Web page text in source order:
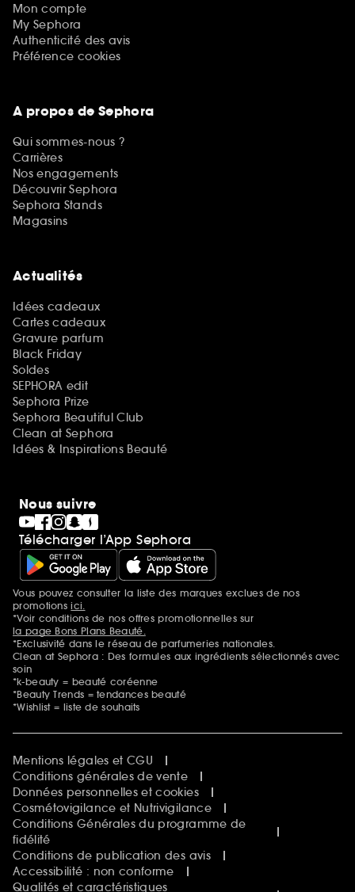
Mon compte
My Sephora
Authenticité des avis
Préférence cookies
A propos de Sephora
Qui sommes-nous ?
Carrières
Nos engagements
Découvrir Sephora
Sephora Stands
Magasins
Actualités
Idées cadeaux
Cartes cadeaux
Gravure parfum
Black Friday
Soldes
SEPHORA edit
Sephora Prize
Sephora Beautiful Club
Clean at Sephora
Idées & Inspirations Beauté
Nous suivre
Télécharger l’App Sephora
Mentions additionnelles
Vous pouvez consulter la liste des marques exclues de nos
promotionsici.
*Voir conditions de nos offres promotionnelles sur
la page Bons Plans Beauté.
*Exclusivité dans le réseau de parfumeries nationales.
Clean at Sephora : Des formules aux ingrédients sélectionnés avec
soin
*k-beauty = beauté coréenne
*Beauty Trends = tendances beauté
*Wishlist = liste de souhaits
Mentions légales et CGU
Conditions générales de vente
Données personnelles et cookies
Cosmétovigilance et Nutrivigilance
Conditions Générales du programme de
fidélité
Conditions de publication des avis
Accessibilité : non conforme
Qualités et caractéristiques